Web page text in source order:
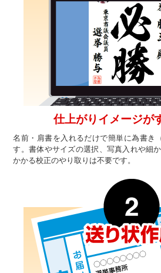
仕上がりイメージが
名前・肩書を入れるだけで簡単に為書き
す。書体やサイズの選択、写真入れや細
かかる校正のやり取りは不要です。